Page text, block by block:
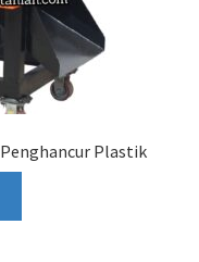
Plastik